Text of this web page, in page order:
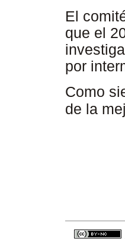
El
que el
por
Como
de la